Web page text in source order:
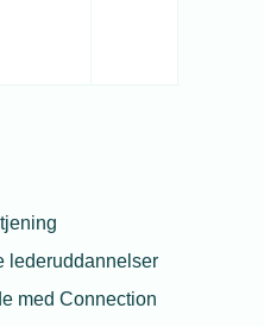
lederuddannelser
med Connection